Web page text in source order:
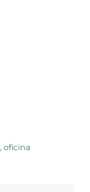
, oficina